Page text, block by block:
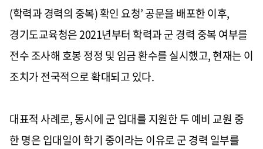
(학력과 경력의 중복)확인 요청’공문을 배포한 이후,
경기도교육청은2021년부터 학력과 군 경력 중복 여부를
전수 조사해 호봉 정정 및 임금 환수를 실시했고,현재는 이
조치가 전국적으로 확대되고 있다.
대표적 사례로,동시에 군 입대를 지원한 두 예비 교원 중
한 명은 입대일이 학기 중이라는 이유로 군 경력 일부를